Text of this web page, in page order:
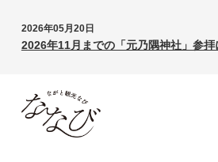
2026年05月20日
2026年11月までの「元乃隅神社」参拝